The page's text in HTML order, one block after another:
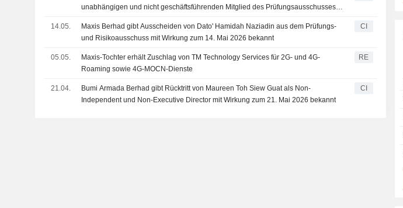
unabhängigen und nicht geschäftsführenden Mitglied des Prüfungsausschusses
14.05.
Maxis Berhad gibt Ausscheiden von Dato' Hamidah Naziadin aus dem Prüfungs-
und Risikoausschuss mit Wirkung zum 14. Mai 2026 bekannt
CI
05.05.
Maxis-Tochter erhält Zuschlag von TM Technology Services für 2G- und 4G-
Roaming sowie 4G-MOCN-Dienste
RE
21.04.
Bumi Armada Berhad gibt Rücktritt von Maureen Toh Siew Guat als Non-
Independent und Non-Executive Director mit Wirkung zum 21. Mai 2026 bekannt
CI